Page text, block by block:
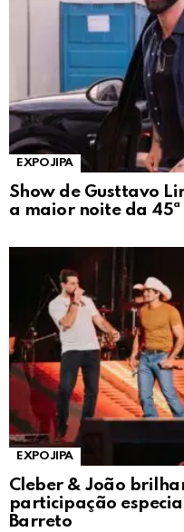
EXPOJIPA
Show de Gusttavo
a maior noite da
EXPOJIPA
Cleber & João
participação
Barreto